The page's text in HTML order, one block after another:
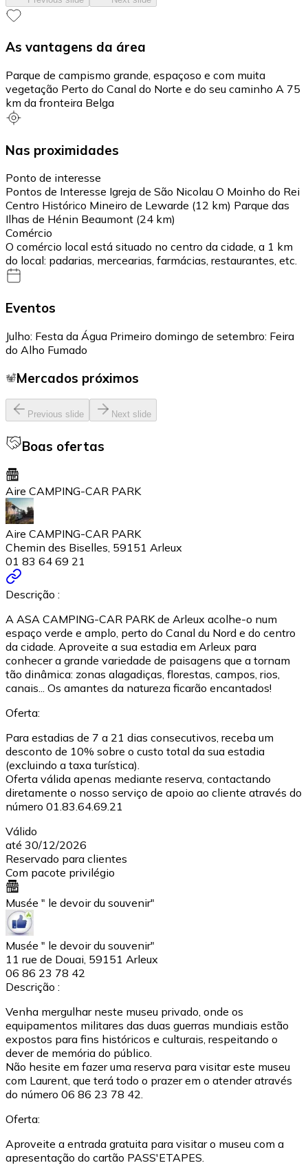
As vantagens da área
Parque de campismo grande, espaçoso e com muita
vegetação Perto do Canal do Norte e do seu caminho A 75
km da fronteira Belga
Nas proximidades
Ponto de interesse
Pontos de Interesse Igreja de São Nicolau O Moinho do Rei
Centro Histórico Mineiro de Lewarde (12 km) Parque das
Ilhas de Hénin Beaumont (24 km)
Comércio
O comércio local está situado no centro da cidade, a 1 km
do local: padarias, mercearias, farmácias, restaurantes, etc.
Eventos
Julho: Festa da Água Primeiro domingo de setembro: Feira
do Alho Fumado
Mercados próximos
Previous slide Next slide
Boas ofertas
Aire CAMPING-CAR PARK
Aire CAMPING-CAR PARK
Chemin des Biselles, 59151 Arleux
01 83 64 69 21
Descrição :
A ASA CAMPING-CAR PARK de Arleux acolhe-o num
espaço verde e amplo, perto do Canal du Nord e do centro
da cidade. Aproveite a sua estadia em Arleux para
conhecer a grande variedade de paisagens que a tornam
tão dinâmica: zonas alagadiças, florestas, campos, rios,
canais... Os amantes da natureza ficarão encantados!
Oferta:
Para estadias de 7 a 21 dias consecutivos, receba um
desconto de 10% sobre o custo total da sua estadia
(excluindo a taxa turística).
Oferta válida apenas mediante reserva, contactando
diretamente o nosso serviço de apoio ao cliente através do
número 01.83.64.69.21
Válido
até 30/12/2026
Reservado para clientes
Com pacote privilégio
Musée " le devoir du souvenir"
Musée " le devoir du souvenir"
11 rue de Douai, 59151 Arleux
06 86 23 78 42
Descrição :
Venha mergulhar neste museu privado, onde os
equipamentos militares das duas guerras mundiais estão
expostos para fins históricos e culturais, respeitando o
dever de memória do público.
Não hesite em fazer uma reserva para visitar este museu
com Laurent, que terá todo o prazer em o atender através
do número 06 86 23 78 42.
Oferta:
Aproveite a entrada gratuita para visitar o museu com a
apresentação do cartão PASS'ETAPES.